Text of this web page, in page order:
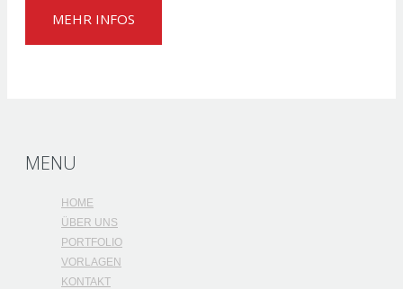
MEHR INFOS
MENU
HOME
ÜBER UNS
PORTFOLIO
VORLAGEN
KONTAKT